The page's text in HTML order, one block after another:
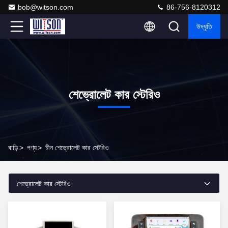
bob@witson.com 86-756-8120312
উদ্ধৃতি
শেভ্রোলেট কার স্টেরিও
বাড়ি> পণ্য> চীন শেভ্রোলেট কার স্টেরিও
শেভ্রোলেট কার স্টেরিও